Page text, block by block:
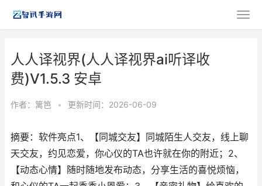
人人译视界(人人译视界ai听译收
费)V1.5.3 安卓
作者： 篱笆 • 更新时间：2026-06-09
摘要：软件亮点1、【同城交友】同城陌生人交友，线上聊
天交友，约见恋爱，你心仪的TA也许就在你的附近；2、
【动态心情】随时随地发布动态，分享生活的喜悦烦恼，